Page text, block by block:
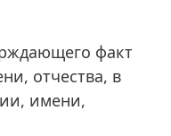
факт
отчества, в
имени,